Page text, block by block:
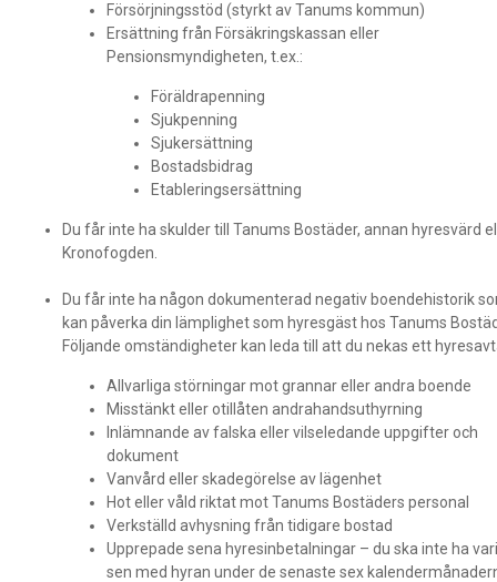
Försörjningsstöd (styrkt av Tanums kommun)
Ersättning från Försäkringskassan eller
Pensionsmyndigheten, t.ex.:
Föräldrapenning
Sjukpenning
Sjukersättning
Bostadsbidrag
Etableringsersättning
Du får inte ha skulder till Tanums Bostäder, annan hyresvärd
Kronofogden.
Du får inte ha någon dokumenterad negativ boendehistorik
kan påverka din lämplighet som hyresgäst hos Tanums
Följande omständigheter kan leda till att du nekas ett
Allvarliga störningar mot grannar eller andra boende
Misstänkt eller otillåten andrahandsuthyrning
Inlämnande av falska eller vilseledande uppgifter och
dokument
Vanvård eller skadegörelse av lägenhet
Hot eller våld riktat mot Tanums Bostäders personal
Verkställd avhysning från tidigare bostad
Upprepade sena hyresinbetalningar – du ska inte ha
sen med hyran under de senaste sex